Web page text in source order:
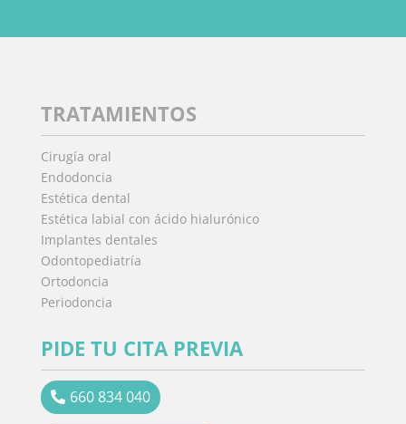
TRATAMIENTOS
Cirugía oral
Endodoncia
Estética dental
Estética labial con ácido hialurónico
Implantes dentales
Odontopediatría
Ortodoncia
Periodoncia
PIDE TU CITA PREVIA
660 834 040